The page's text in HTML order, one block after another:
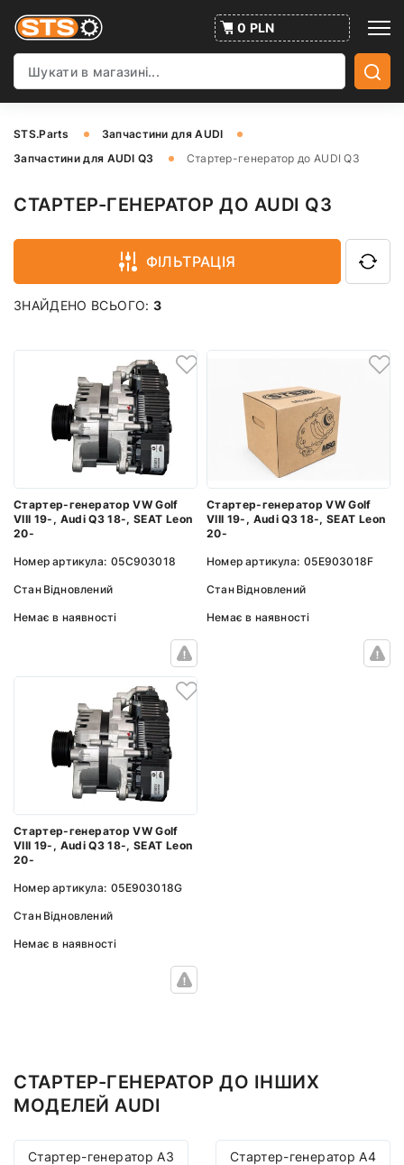
0 PLN
STS.Parts
Запчастини для AUDI
Запчастини для AUDI Q3
Стартер-генератор до AUDI Q3
СТАРТЕР-ГЕНЕРАТОР ДО AUDI Q3
ФІЛЬТРАЦІЯ
ЗНАЙДЕНО ВСЬОГО: 3
Стартер-генератор VW Golf
VIII 19-, Audi Q3 18-, SEAT Leon
20-
Номер артикула: 05C903018
Стан Відновлений
Немає в наявності
Стартер-генератор VW Golf
VIII 19-, Audi Q3 18-, SEAT Leon
20-
Номер артикула: 05E903018F
Стан Відновлений
Немає в наявності
Стартер-генератор VW Golf
VIII 19-, Audi Q3 18-, SEAT Leon
20-
Номер артикула: 05E903018G
Стан Відновлений
Немає в наявності
СТАРТЕР-ГЕНЕРАТОР ДО ІНШИХ
МОДЕЛЕЙ AUDI
Стартер-генератор A3 Стартер-генератор A4